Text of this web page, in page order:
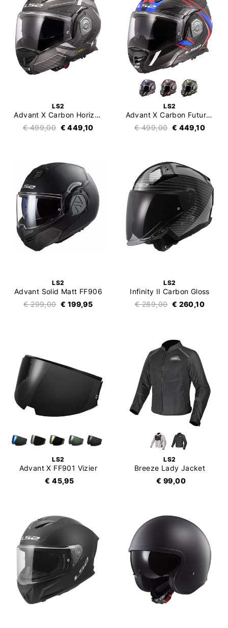
LS2
Advant X Carbon Horizon FF901
€ 499,00 € 449,10
LS2
Advant X Carbon Future II FF901
€ 499,00 € 449,10
LS2
Advant Solid Matt FF906
€ 299,00 € 199,95
LS2
Infinity II Carbon Gloss
€ 289,00 € 260,10
LS2
Advant X FF901 Vizier
€ 45,95
LS2
Breeze Lady Jacket
€ 99,00